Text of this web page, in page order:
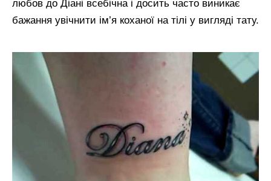
любов до Діані всебічна і досить часто виникає
бажання увічнити ім’я коханої на тілі у вигляді тату.